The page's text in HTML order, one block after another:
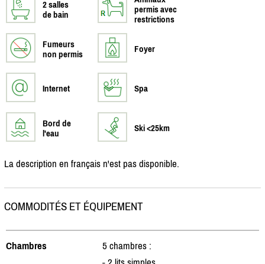
2 salles
de bain
permis avec
restrictions
Fumeurs
non permis
Foyer
Internet Spa
Bord de
l'eau
Ski <25km
La description en français n'est pas disponible.
COMMODITÉS ET ÉQUIPEMENT
Chambres
5 chambres :